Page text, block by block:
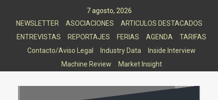
7 agosto, 2026
NEWSLETTER
ASOCIACIONES
ARTICULOS DESTACADOS
ENTREVISTAS
REPORTAJES FERIAS AGENDA
TARIFAS
Contacto/Aviso Legal
Industry Data
Inside Interview
Machine Review
Market Insight